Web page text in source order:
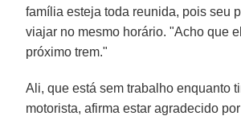
família esteja toda reunida, pois seu
viajar no mesmo horário. "Acho que
próximo trem."
Ali, que está sem trabalho enquanto
motorista, afirma estar agradecido